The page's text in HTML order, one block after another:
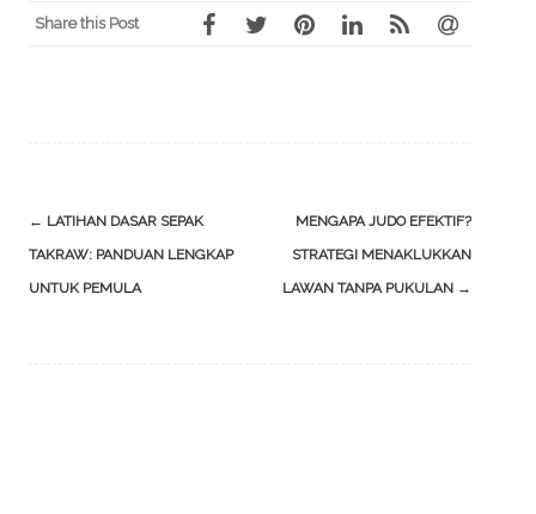
Share this Post
Post
navigation
← LATIHAN DASAR SEPAK
TAKRAW: PANDUAN LENGKAP
UNTUK PEMULA
MENGAPA JUDO EFEKTIF?
STRATEGI MENAKLUKKAN
LAWAN TANPA PUKULAN →